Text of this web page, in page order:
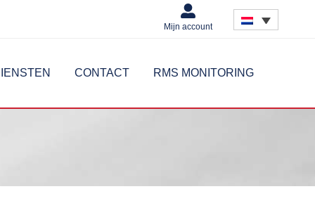
Mijn account
CONTACT RMS MONITORING